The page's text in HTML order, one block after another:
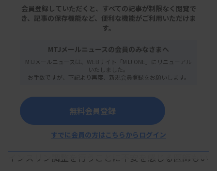
糖尿病チームで取り組んだPOCT対応血糖機
器の導入
春日井市民病院では、表に示すように1997年から
一部病棟においてPOCT対応血糖機器（以下、
POCT血糖）を用いた血糖測定が行われていまし
た。しかし、コントロール測定による精度管理が行
われておらず、また、POCT血糖とSMBGが混在し
た状態で測定が行われていたため、その結果を基に
インスリン調整を行うことに不安を感じる医師もい
会員登録していただくと、すべての記事が制限なく閲覧で
き、 記事の保存機能など、便利な機能がご利用いただけま
す。
MTJメールニュースの会員のみなさまへ
MTJメールニュースは、WEBサイト「MTJ ONE」にリニューアル
いたしました。
お手数ですが、下記より再度、新規会員登録をお願いします。
無料会員登録
すでに会員の方はこちらからログイン